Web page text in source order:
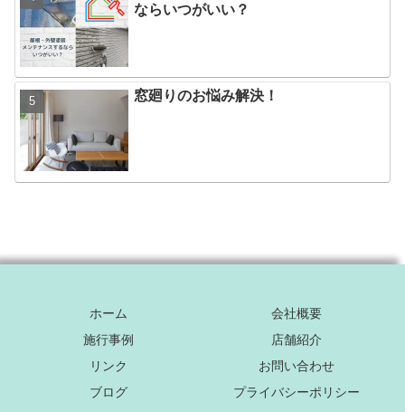
ならいつがいい？
窓廻りのお悩み解決！
ホーム
会社概要
施行事例
店舗紹介
リンク
お問い合わせ
ブログ
プライバシーポリシー